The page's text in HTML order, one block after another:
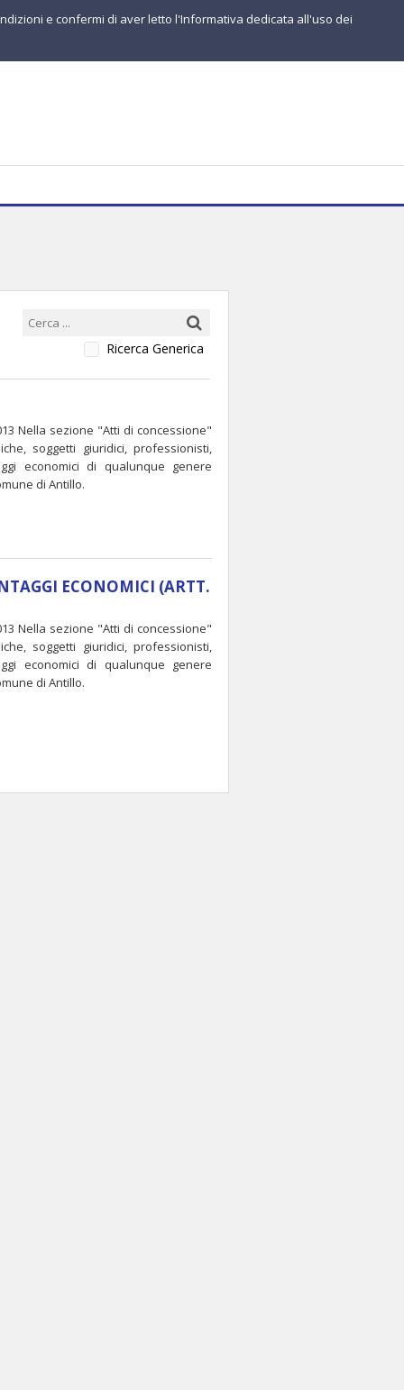
Ricerca Generica
Nella sezione "Atti di concessione"
soggetti giuridici, professionisti,
economici di qualunque genere
di Antillo.
ECONOMICI (ARTT.
Nella sezione "Atti di concessione"
soggetti giuridici, professionisti,
economici di qualunque genere
di Antillo.
e confermi di aver letto l'Informativa dedicata all'uso dei